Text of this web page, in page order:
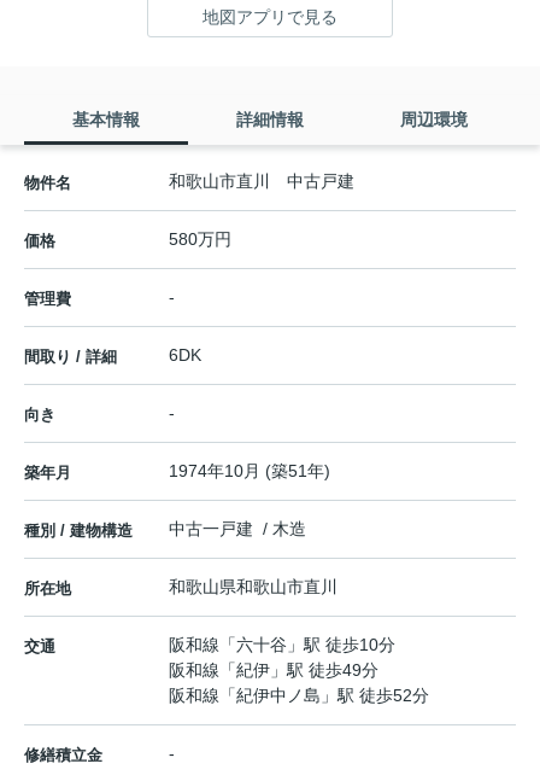
地図アプリで見る
基本情報 詳細情報 周辺環境
物件名 和歌山市直川 中古戸建
価格 580万円
管理費 -
間取り / 詳細 6DK
向き -
築年月 1974年10月 (築51年)
種別 / 建物構造 中古一戸建 / 木造
所在地 和歌山県和歌山市直川
交通 阪和線 「六十谷 」駅 徒歩10分
阪和線 「紀伊 」駅 徒歩49分
阪和線 「紀伊中ノ島 」駅 徒歩52分
修繕積立金 -